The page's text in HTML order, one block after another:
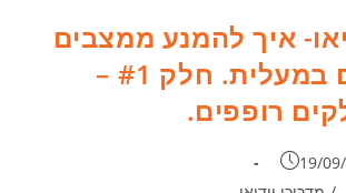
איך להמנע ממצבים
מסכני חיים במעלית. חלק #1 –
רופפים.
19/